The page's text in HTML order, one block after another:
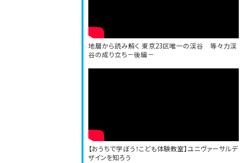
地層から読み解く 東京23区唯一の渓谷 等々力渓
谷の成り立ち－後編－
【おうちで学ぼう！こども体験教室】ユニヴァーサルデ
ザインを知ろう